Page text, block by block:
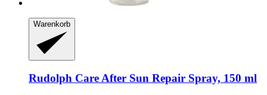
Warenkorb
Rudolph Care After Sun Repair Spray, 150 ml